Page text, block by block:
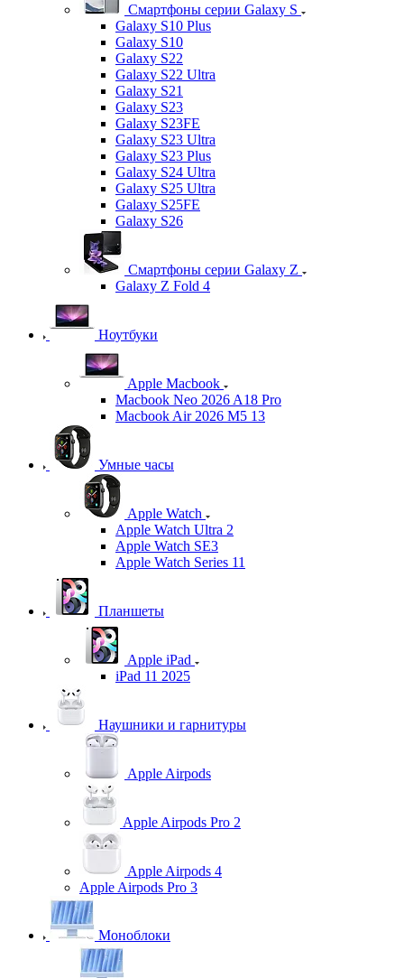
Смартфоны серии Galaxy S
Galaxy S10 Plus
Galaxy S10
Galaxy S22
Galaxy S22 Ultra
Galaxy S21
Galaxy S23
Galaxy S23FE
Galaxy S23 Ultra
Galaxy S23 Plus
Galaxy S24 Ultra
Galaxy S25 Ultra
Galaxy S25FE
Galaxy S26
Смартфоны серии Galaxy Z
Galaxy Z Fold 4
Ноутбуки
Apple Macbook
Macbook Neo 2026 A18 Pro
Macbook Air 2026 M5 13
Умные часы
Apple Watch
Apple Watch Ultra 2
Apple Watch SE3
Apple Watch Series 11
Планшеты
Apple iPad
iPad 11 2025
Наушники и гарнитуры
Apple Airpods
Apple Airpods Pro 2
Apple Airpods 4
Apple Airpods Pro 3
Моноблоки